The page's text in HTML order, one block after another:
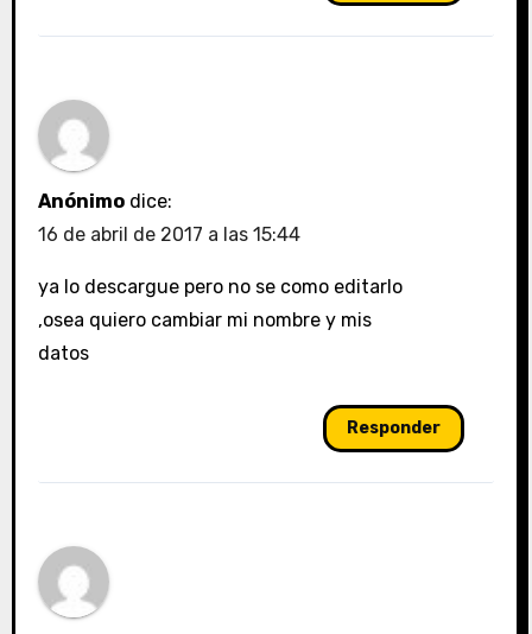
Anónimo dice:
16 de abril de 2017 a las 15:44
ya lo descargue pero no se como editarlo
,osea quiero cambiar mi nombre y mis
datos
Responder